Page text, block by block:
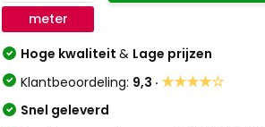
meter
Hoge kwaliteit& Lage prijzen
Klantbeoordeling: 9,3 ·★★★★☆
Snel geleverd